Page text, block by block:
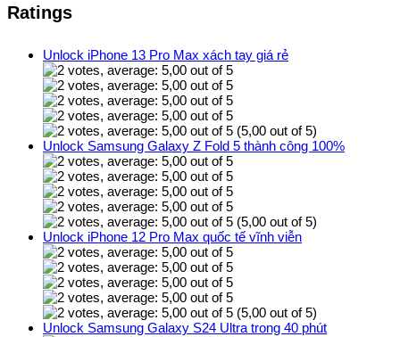
Ratings
Unlock iPhone 13 Pro Max xách tay giá rẻ
(5,00 out of 5)
Unlock Samsung Galaxy Z Fold 5 thành công 100%
(5,00 out of 5)
Unlock iPhone 12 Pro Max quốc tế vĩnh viễn
(5,00 out of 5)
Unlock Samsung Galaxy S24 Ultra trong 40 phút